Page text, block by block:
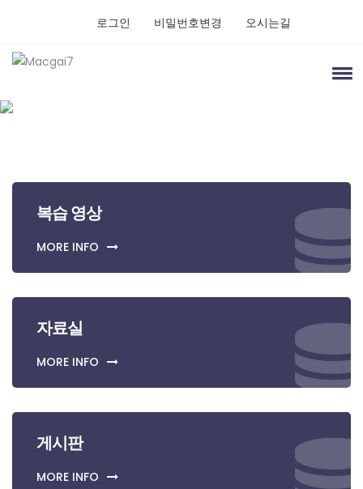
로그인 비밀번호변경 오시는길
복습 영상
MORE INFO
자료실
MORE INFO
게시판
MORE INFO